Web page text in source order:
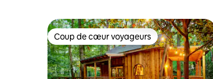
Coup de cœur voyageurs
Coup de cœur voyageurs